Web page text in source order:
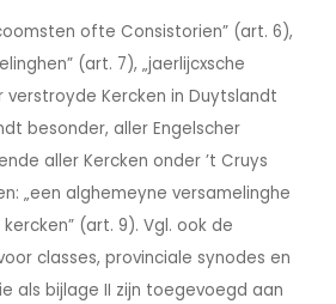
ofte Consistorien” (art. 6),
(art. 7), „jaerlijcxsche
verstroyde Kercken in Duytslandt
besonder, aller Engelscher
aller Kercken onder ’t Cruys
„een alghemeyne versamelinghe
(art. 9). Vgl. ook de
classes, provinciale synodes en
als bijlage II zijn toegevoegd aan